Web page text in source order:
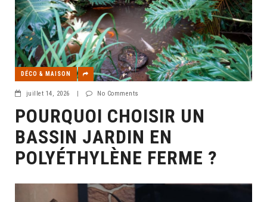
DÉCO & MAISON
juillet 14, 2026 | No Comments
POURQUOI CHOISIR UN
BASSIN JARDIN EN
POLYÉTHYLÈNE FERME ?